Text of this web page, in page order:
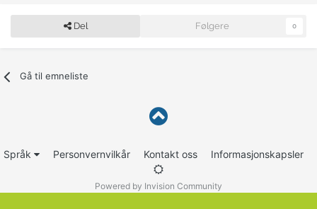
Del Følgere 0
Gå til emneliste
Språk Personvernvilkår Kontakt oss Informasjonskapsler
Powered by Invision Community